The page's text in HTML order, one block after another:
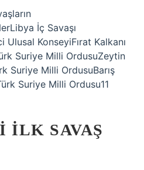
İç Savaşı
Ulusal KonseyiFırat Kalkanı
Suriye Milli OrdusuZeytin
Suriye Milli OrdusuBarış
Suriye Milli Ordusu11
ILK SAVAŞ